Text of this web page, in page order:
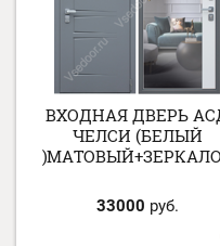
ВХОДНАЯ ДВЕРЬ
ЧЕЛСИ (БЕЛЫЙ
33000 руб.